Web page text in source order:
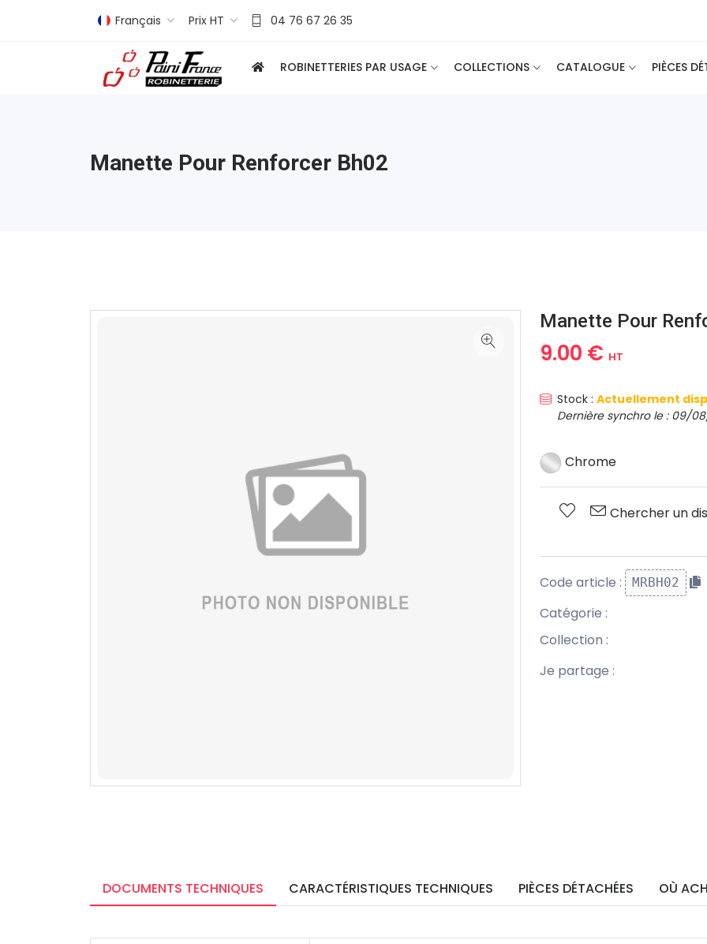
Français Prix HT 04 76 67 26 35
ROBINETTERIES PAR USAGE COLLECTIONS CATALOGUE PIÈCES
Manette Pour Renforcer Bh02
Manette Pour
9.00 € HT
Stock : Actuellement
Dernière synchro le : 09/
Chrome
Chercher un
Code article : MRBH02
Catégorie :
Collection :
Je partage :
DOCUMENTS TECHNIQUES CARACTÉRISTIQUES TECHNIQUES PIÈCES DÉTACHÉES OÙ